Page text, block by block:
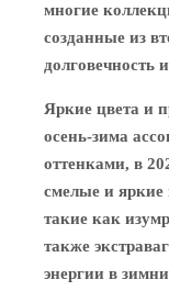
многие
созданные из
долговечность
Яркие цвета и
осень-зима
оттенками, в
смелые и
такие как
также
энергии в